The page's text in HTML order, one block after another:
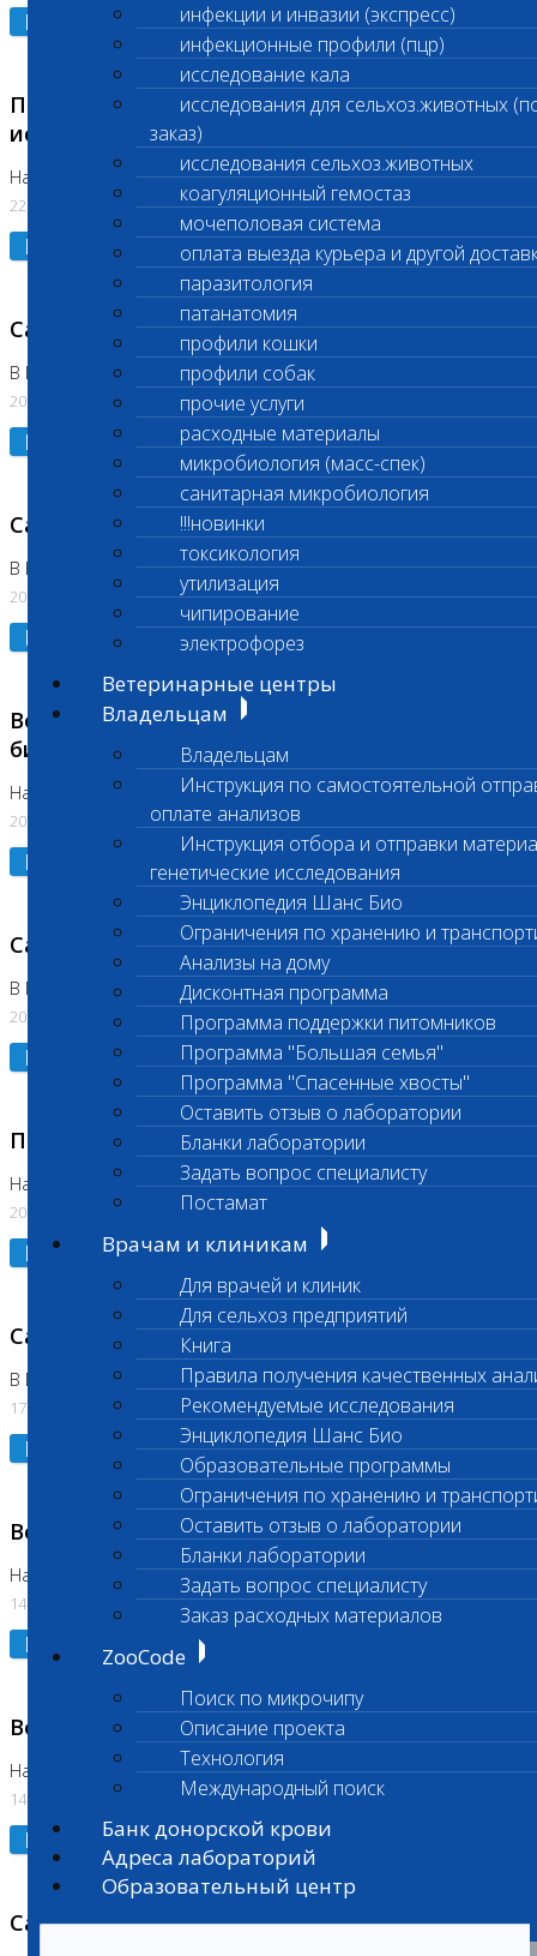
инфекции и инвазии (экспресс)
инфекционные профили (пцр)
исследование кала
исследования для сельхоз.животных
заказ)
исследования сельхоз.животных
коагуляционный гемостаз
мочеполовая система
оплата выезда курьера и другой
паразитология
патанатомия
профили кошки
профили собак
прочие услуги
расходные материалы
микробиология (масс-спек)
санитарная микробиология
!!!новинки
токсикология
утилизация
чипирование
электрофорез
Ветеринарные центры
Владельцам
Владельцам
Инструкция по самостоятельной
оплате анализов
Инструкция отбора и отправки
генетические исследования
Энциклопедия Шанс Био
Ограничения по хранению и
Анализы на дому
Дисконтная программа
Программа поддержки питомников
Программа "Большая семья"
Программа "Спасенные хвосты"
Оставить отзыв о лаборатории
Бланки лаборатории
Задать вопрос специалисту
Постамат
Врачам и клиникам
Для врачей и клиник
Для сельхоз предприятий
Книга
Правила получения качественных
Рекомендуемые исследования
Энциклопедия Шанс Био
Образовательные программы
Ограничения по хранению и
Оставить отзыв о лаборатории
Бланки лаборатории
Задать вопрос специалисту
Заказ расходных материалов
ZooCode
Поиск по микрочипу
Описание проекта
Технология
Международный поиск
Банк донорской крови
Адреса лабораторий
Образовательный центр
Подробнее
Приостановлено выполнение биохимических
исследований
На Нагорной. Код ( 123,310,309)
22.07.2026
Подробнее
Санитарные дни
В Коломне 24.07.2026 и 28.07.2026
20.07.2026
Подробнее
Санитарный день
В Бутово 21.07.2026
20.07.2026
Подробнее
Возобновлено выполнение срочных
биохимических исследований
На Нагорной
20.07.2026
Подробнее
Санитарный день
В Коломне 20.07.2026
20.07.2026
Подробнее
Приостановлено выполнение исследования
На Нагорной
20.07.2026
Подробнее
Санитарный день
В Бутово
17.07.2026
Подробнее
Возобновлено выполнение исследования
На Нагорной (Код 961, 962)
14.07.2026
Подробнее
Возобновлено выполнение исследования
На Нагорной (Код 157)
14.07.2026
Подробнее
Санитарный день